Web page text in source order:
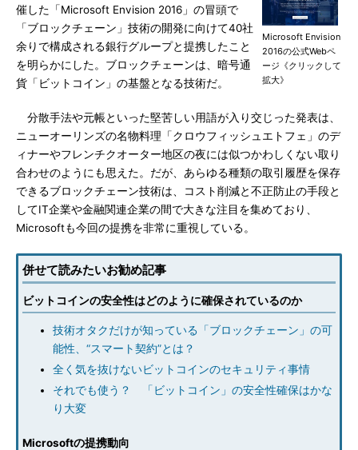
Microsoft Envision
2016の公式Webペ
ージ《クリックして
拡大》
催した「Microsoft Envision 2016」の冒頭で
「ブロックチェーン」技術の開発に向けて40社
余りで構成される銀行グループと提携したこと
を明らかにした。ブロックチェーンは、暗号通
貨「ビットコイン」の基盤となる技術だ。
分散手法や元帳といった堅苦しい用語が入り交じった発表は、
ニューオーリンズの名物料理「クロウフィッシュエトフェ」のデ
ィナーやフレンチクオーター地区の夜には似つかわしくない取り
合わせのようにも思えた。だが、あらゆる種類の取引履歴を保存
できるブロックチェーン技術は、コスト削減と不正防止の手段と
してIT企業や金融関連企業の間で大きな注目を集めており、
Microsoftも今回の提携を非常に重視している。
併せて読みたいお勧め記事
ビットコインの安全性はどのように確保されているのか
技術オタクだけが知っている「ブロックチェーン」の可
能性、“スマート契約”とは？
全く気を抜けないビットコインのセキュリティ事情
それでも使う？ 「ビットコイン」の安全性確保はかな
り大変
Microsoftの提携動向